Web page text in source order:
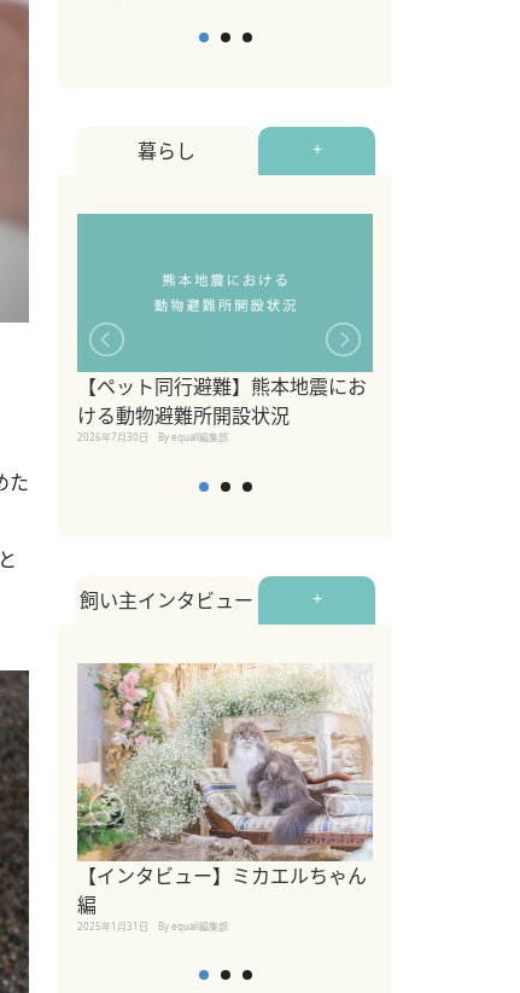
た
暮らし +
【ペット同行避難】熊本地震にお
ける動物避難所開設状況
2026年7月30日 By equall編集部
飼い主インタビュー +
【インタビュー】ミカエルちゃん
編
2025年1月31日 By equall編集部